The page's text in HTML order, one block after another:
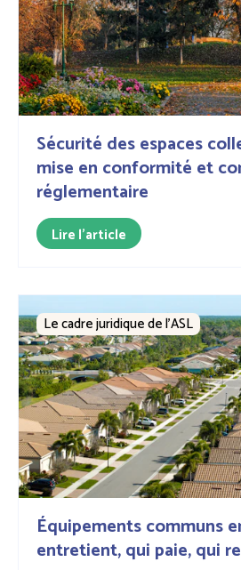
Sécurité des espaces
mise en conformité et
réglementaire
Lire l'article
Équipements communs
entretient, qui paie, qui
Le cadre juridique de l'ASL